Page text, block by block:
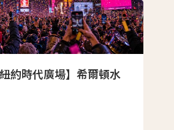
約時代廣場】希爾頓水